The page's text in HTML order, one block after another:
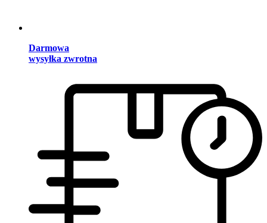
Darmowa
wysyłka zwrotna